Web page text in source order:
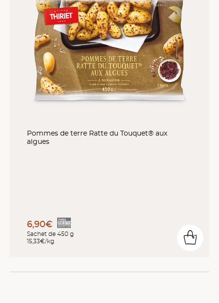
Pommes de terre Ratte du Touquet® aux
algues
6,90€
Sachet de 450 g
15,33€/kg